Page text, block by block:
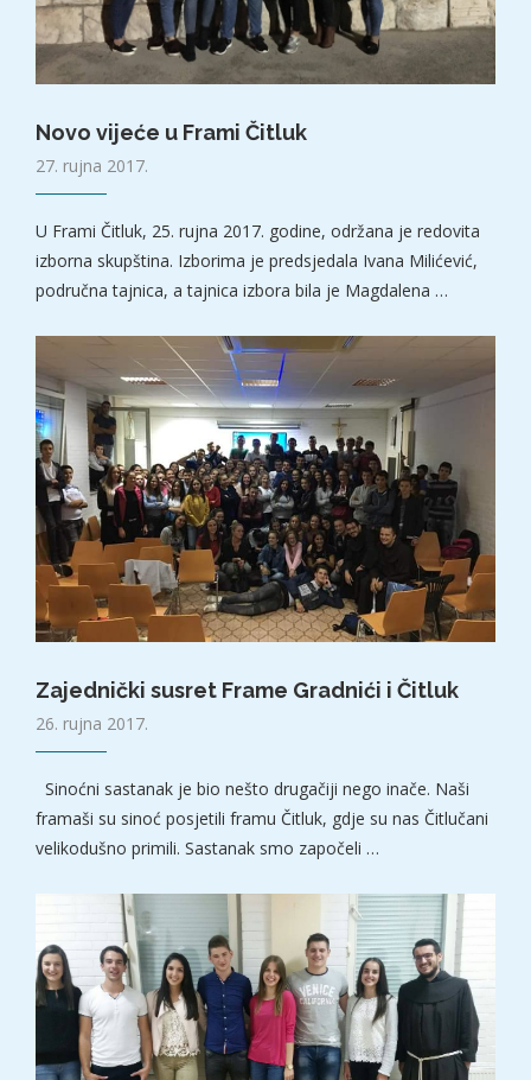
Novo vijeće u Frami Čitluk
27. rujna 2017.
U Frami Čitluk, 25. rujna 2017. godine, održana je redovita
izborna skupština. Izborima je predsjedala Ivana Milićević,
područna tajnica, a tajnica izbora bila je Magdalena …
Zajednički susret Frame Gradnići i Čitluk
26. rujna 2017.
Sinoćni sastanak je bio nešto drugačiji nego inače. Naši
framaši su sinoć posjetili framu Čitluk, gdje su nas Čitlučani
velikodušno primili. Sastanak smo započeli …